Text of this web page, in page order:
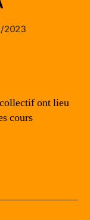
2023
ont lieu
cours